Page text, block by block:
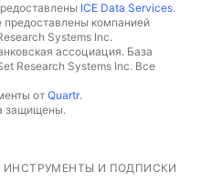
ICE Data Services.
компанией
Systems Inc.
ассоциация. База
Research Systems Inc. Все
от Quartr.
защищены.
ИНСТРУМЕНТЫ И ПОДПИСКИ